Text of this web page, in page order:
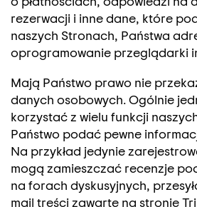
rezerwacji i inne dane, które
naszych Stronach, Państwa
oprogramowanie przeglądarki
Mają Państwo prawo nie
danych osobowych. Ogólnie
korzystać z wielu funkcji
Państwo podać pewne
Na przykład jedynie
mogą zamieszczać recenzje
na forach dyskusyjnych,
mail treści zawarte na stronie